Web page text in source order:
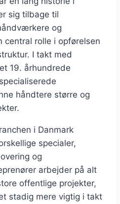
sig tilbage til
og
central rolle i opførelsen
I takt med
19. århundrede
håndtere større og
i Danmark
specialer,
og
arbejder på alt
offentlige projekter,
stadig mere vigtig i takt